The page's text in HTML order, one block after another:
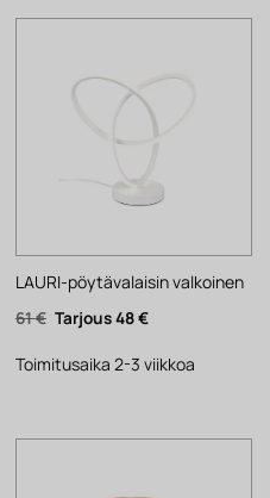
LAURI-pöytävalaisin valkoinen
61€ Alkuperäinen
hinta
61 €.
48€Nykyinen
48 €.
Toimitusaika 2-3 viikkoa